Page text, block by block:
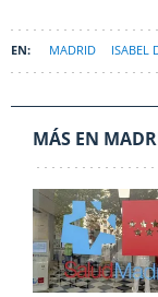
MADRID ISABEL
MÁS EN